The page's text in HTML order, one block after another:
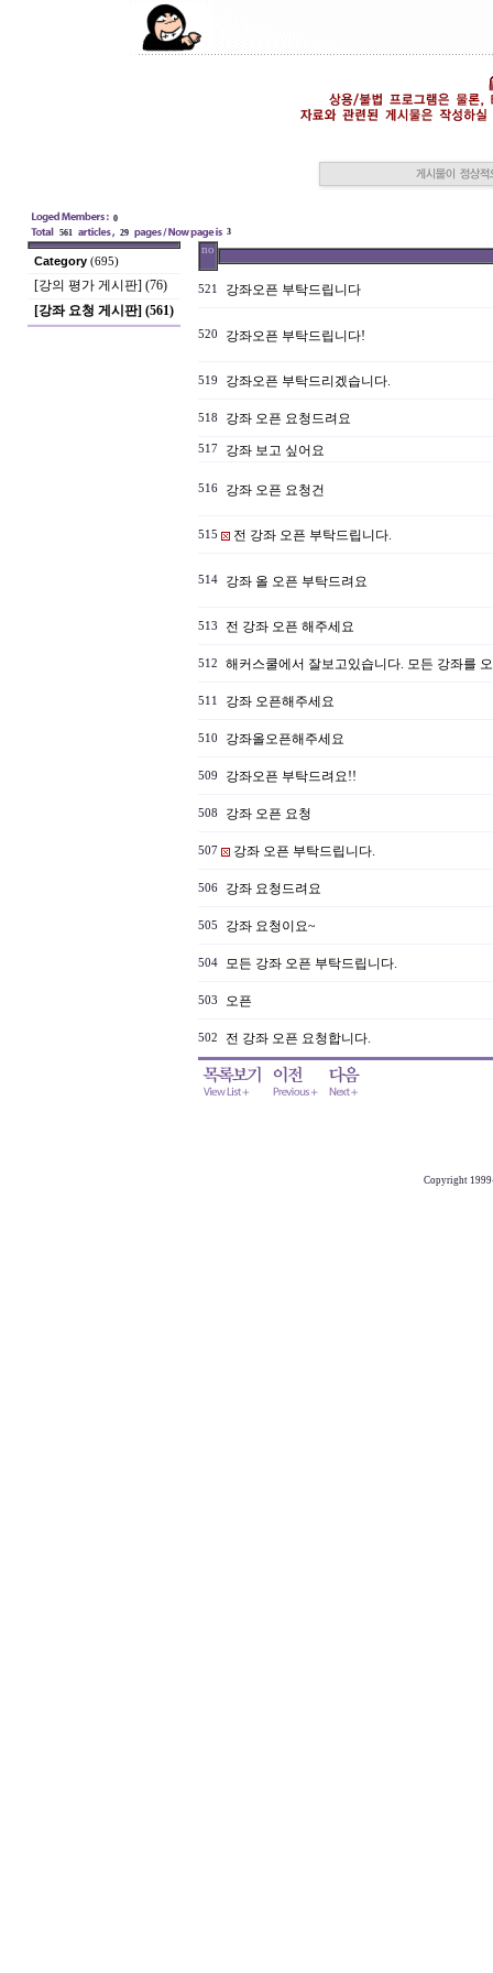
0
561
29 3
Category (695)
[강의 평가 게시판] (76)
[강좌 요청 게시판] (561)
no
521 강좌오픈 부탁드립니다
520 강좌오픈 부탁드립니다!
519 강좌오픈 부탁드리겠습니다.
518 강좌 오픈 요청드려요
517 강좌 보고 싶어요
516 강좌 오픈 요청건
515 전 강좌 오픈 부탁드립니다.
514 강좌 올 오픈 부탁드려요
513 전 강좌 오픈 해주세요
512 해커스쿨에서 잘보고있습니다. 모든 강좌를
511 강좌 오픈해주세요
510 강좌올오픈해주세요
509 강좌오픈 부탁드려요!!
508 강좌 오픈 요청
507 강좌 오픈 부탁드립니다.
506 강좌 요청드려요
505 강좌 요청이요~
504 모든 강좌 오픈 부탁드립니다.
503 오픈
502 전 강좌 오픈 요청합니다.
Copyright